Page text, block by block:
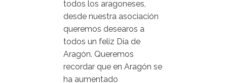
todos los aragoneses,
desde nuestra asociación
queremos desearos a
todos un feliz Día de
Aragón. Queremos
recordar que en Aragón se
ha aumentado